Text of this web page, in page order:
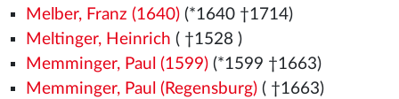
Melber, Franz (1640)(*1640 †1714)
Meltinger, Heinrich ( †1528 )
Memminger, Paul (1599)(*1599 †1663)
Memminger, Paul (Regensburg)( †1663)